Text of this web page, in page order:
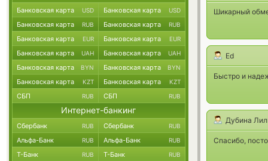
Шикарный
Ed
Быстро и
Дубина
Спасибо,
Банковская карта USD Банковская карта USD
Банковская карта RUB Банковская карта RUB
Банковская карта EUR Банковская карта EUR
Банковская карта UAH Банковская карта UAH
Банковская карта BYN Банковская карта BYN
Банковская карта KZT Банковская карта KZT
СБП RUB СБП RUB
Интернет-банкинг
Сбербанк RUB Сбербанк RUB
Альфа-Банк RUB Альфа-Банк RUB
Т-Банк RUB Т-Банк RUB